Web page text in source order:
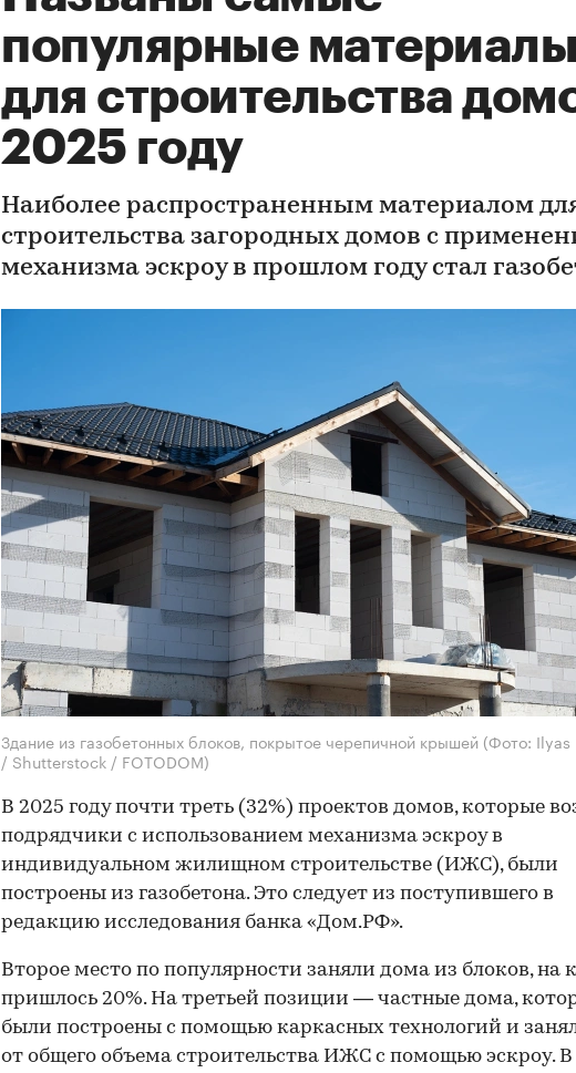
популярные
для строительства
2025 году
Наиболее распространенным материалом
строительства загородных домов с
механизма эскроу в прошлом году стал
Здание из газобетонных блоков, покрытое черепичной крышей (Фото:
/ Shutterstock / FOTODOM)
В 2025 году почти треть (32%) проектов домов, которые
подрядчики с использованием механизма эскроу в
индивидуальном жилищном строительстве (ИЖС), были
построены из газобетона. Это следует из поступившего в
редакцию исследования банка «Дом.РФ».
Второе место по популярности заняли дома из блоков, на
пришлось 20%. На третьей позиции — частные дома,
были построены с помощью каркасных технологий и
от общего объема строительства ИЖС с помощью эскроу.